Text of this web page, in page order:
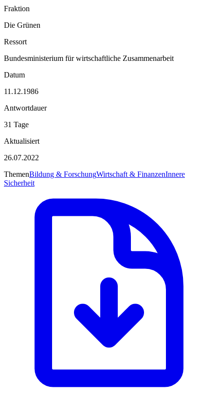
Fraktion
Die Grünen
Ressort
Bundesministerium für wirtschaftliche Zusammenarbeit
Datum
11.12.1986
Antwortdauer
31 Tage
Aktualisiert
26.07.2022
ThemenBildung & ForschungWirtschaft & FinanzenInnere
Sicherheit